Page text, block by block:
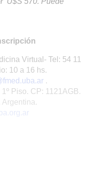
Virtual- Tel: 54 11
10 a 16 hs.
.
Piso. CP: 1121AGB.
Argentina.